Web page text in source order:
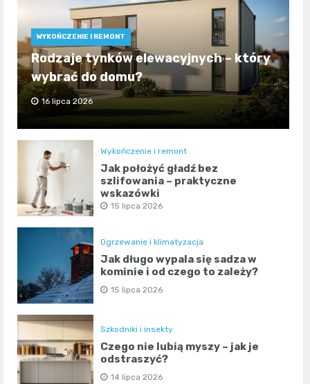
WYKOŃCZENIE I REMONT
Rodzaje tynków elewacyjnych – który
wybrać do domu?
16 lipca 2026
Wykończenie i remont
Jak położyć gładź bez
szlifowania – praktyczne
wskazówki
15 lipca 2026
Ogrzewanie i klimatyzacja
Jak długo wypala się sadza w
kominie i od czego to zależy?
15 lipca 2026
Szkodniki i insekty
Czego nie lubią myszy – jak je
odstraszyć?
14 lipca 2026